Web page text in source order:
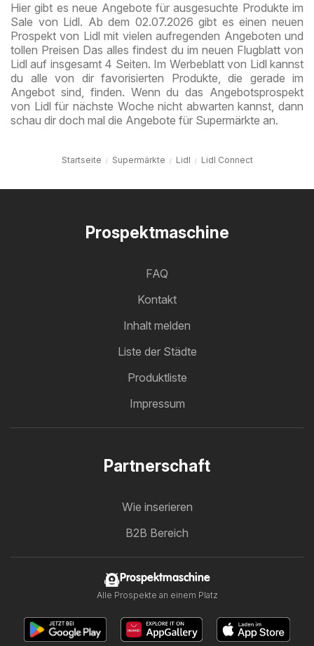
Hier gibt es neue Angebote für ausgesuchte Produkte im
Sale von Lidl. Ab dem 02.07.2026 gibt es einen neuen
Prospekt von Lidl mit vielen aufregenden Angeboten und
tollen Preisen Das alles findest du im neuen Flugblatt von
Lidl auf insgesamt 4 Seiten. Im Werbeblatt von Lidl kannst
du alle von dir favorisierten Produkte, die gerade im
Angebot sind, finden. Wenn du das Angebotsprospekt
von Lidl für nächste Woche nicht abwarten kannst, dann
schau dir doch mal die Angebote für Supermärkte an.
Startseite Supermärkte Lidl Lidl Connect
Prospektmaschine
FAQ
Kontakt
Inhalt melden
Liste der Städte
Produktliste
Impressum
Partnerschaft
Wie inserieren
B2B Bereich
Prospektmaschine
Alle Prospekte an einem Platz